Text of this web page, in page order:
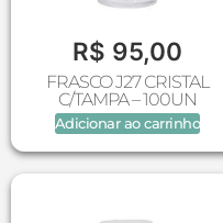
R$ 95,00
FRASCO J27 CRISTAL
C/TAMPA – 100UN
Adicionar ao carrinho